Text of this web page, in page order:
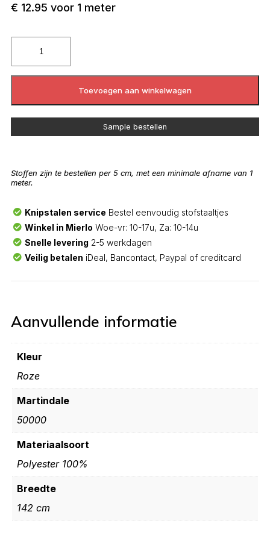
€ 12.95 voor 1 meter
Toevoegen aan winkelwagen
Sample bestellen
Stoffen zijn te bestellen per 5 cm, met een minimale afname van 1
meter.
Knipstalen service Bestel eenvoudig stofstaaltjes
Winkel in Mierlo Woe-vr: 10-17u, Za: 10-14u
Snelle levering 2-5 werkdagen
Veilig betalen iDeal, Bancontact, Paypal of creditcard
Aanvullende informatie
Kleur
Roze
Martindale
50000
Materiaalsoort
Polyester 100%
Breedte
142 cm